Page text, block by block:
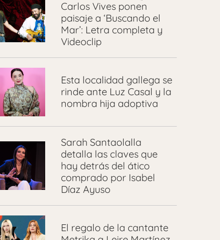
Carlos Vives ponen
paisaje a ‘Buscando el
Mar’: Letra completa y
Videoclip
Esta localidad gallega se
rinde ante Luz Casal y la
nombra hija adoptiva
Sarah Santaolalla
detalla las claves que
hay detrás del ático
comprado por Isabel
Díaz Ayuso
El regalo de la cantante